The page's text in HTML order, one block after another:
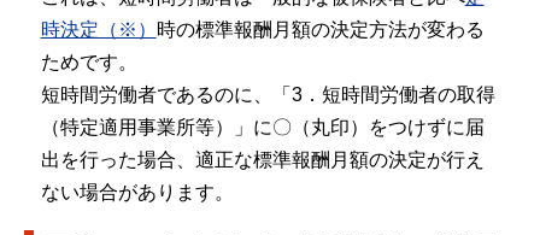
時決定（※） 時の標準報酬月額の決定方法が変わる
ためです。
短時間労働者であるのに、「3．短時間労働者の取得
（特定適用事業所等）」に〇（丸印）をつけずに届
出を行った場合、適正な標準報酬月額の決定が行え
ない場合があります。